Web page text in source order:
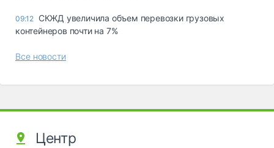
09:12 СКЖД увеличила объем перевозки грузовых
контейнеров почти на 7%
Все новости
Центр